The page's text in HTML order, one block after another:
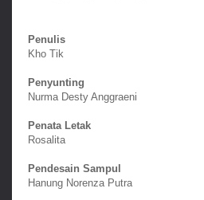
Penulis
Kho Tik
Penyunting
Nurma Desty Anggraeni
Penata Letak
Rosalita
Pendesain Sampul
Hanung Norenza Putra